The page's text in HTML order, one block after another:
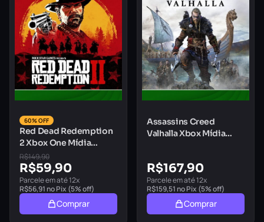
60% OFF
Red Dead Redemption
2 Xbox One Mídia
Digital
R$149,90
R$59,90
Parcele em até 12x
R$56,91 no Pix (5% off)
Comprar
Assassins Creed
Valhalla Xbox Mídia
R$167,90
Parcele em até 12x
R$159,51 no Pix (5% off)
Comprar